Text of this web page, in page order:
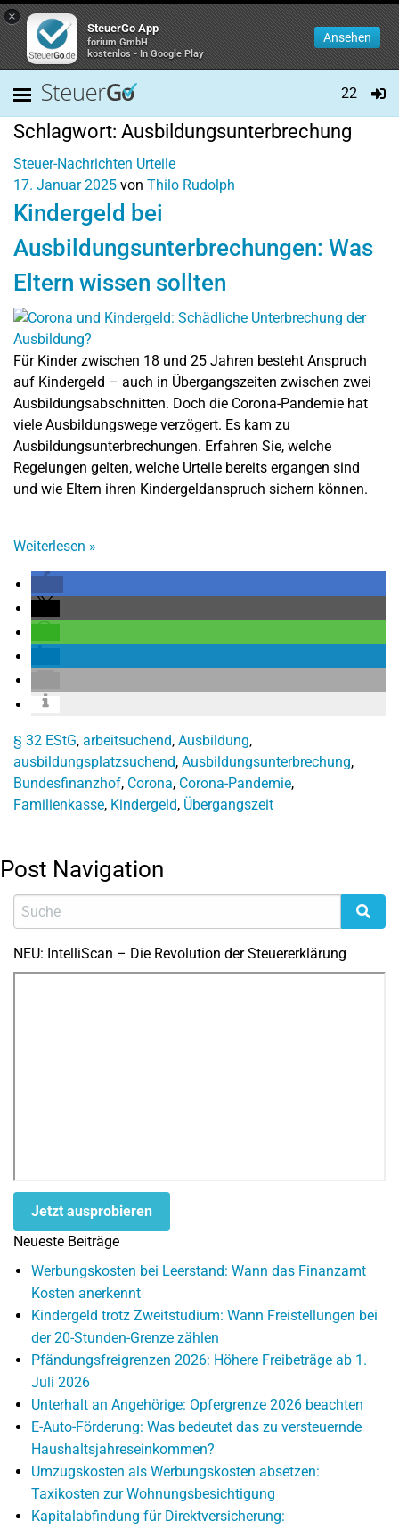
×
SteuerGo App
forium GmbH
kostenlos - In Google Play
Ansehen
22
Schlagwort: Ausbildungsunterbrechung
Steuer-Nachrichten Urteile
17. Januar 2025 von Thilo Rudolph
Kindergeld bei
Ausbildungsunterbrechungen: Was
Eltern wissen sollten
Für Kinder zwischen 18 und 25 Jahren besteht Anspruch
auf Kindergeld – auch in Übergangszeiten zwischen zwei
Ausbildungsabschnitten. Doch die Corona-Pandemie hat
viele Ausbildungswege verzögert. Es kam zu
Ausbildungsunterbrechungen. Erfahren Sie, welche
Regelungen gelten, welche Urteile bereits ergangen sind
und wie Eltern ihren Kindergeldanspruch sichern können.
Weiterlesen »
§ 32 EStG, arbeitsuchend, Ausbildung,
ausbildungsplatzsuchend, Ausbildungsunterbrechung,
Bundesfinanzhof, Corona, Corona-Pandemie,
Familienkasse, Kindergeld, Übergangszeit
Post Navigation
NEU: IntelliScan – Die Revolution der Steuererklärung
Jetzt ausprobieren
Neueste Beiträge
Werbungskosten bei Leerstand: Wann das Finanzamt
Kosten anerkennt
Kindergeld trotz Zweitstudium: Wann Freistellungen bei
der 20-Stunden-Grenze zählen
Pfändungsfreigrenzen 2026: Höhere Freibeträge ab 1.
Juli 2026
Unterhalt an Angehörige: Opfergrenze 2026 beachten
E-Auto-Förderung: Was bedeutet das zu versteuernde
Haushaltsjahreseinkommen?
Umzugskosten als Werbungskosten absetzen:
Taxikosten zur Wohnungsbesichtigung
Kapitalabfindung für Direktversicherung: